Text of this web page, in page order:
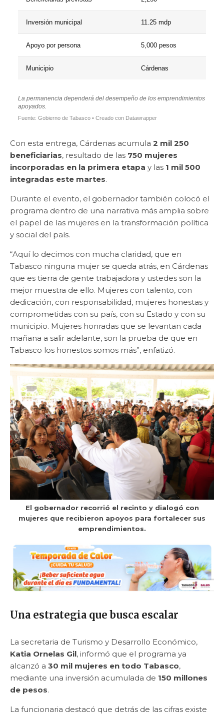
Inversión municipal 11.25 mdp
Apoyo por persona 5,000 pesos
Municipio Cárdenas
La permanencia dependerá del desempeño de los emprendimientos
apoyados.
Fuente: Gobierno de Tabasco • Creado con Datawrapper
Con esta entrega, Cárdenas acumula 2 mil 250
beneficiarias, resultado de las 750 mujeres
incorporadas en la primera etapa y las 1 mil 500
integradas este martes.
Durante el evento, el gobernador también colocó el
programa dentro de una narrativa más amplia sobre
el papel de las mujeres en la transformación política
y social del país.
“Aquí lo decimos con mucha claridad, que en
Tabasco ninguna mujer se queda atrás, en Cárdenas
que es tierra de gente trabajadora y ustedes son la
mejor muestra de ello. Mujeres con talento, con
dedicación, con responsabilidad, mujeres honestas y
comprometidas con su país, con su Estado y con su
municipio. Mujeres honradas que se levantan cada
mañana a salir adelante, son la prueba de que en
Tabasco los honestos somos más”, enfatizó.
El gobernador recorrió el recinto y dialogó con
mujeres que recibieron apoyos para fortalecer sus
emprendimientos.
Una estrategia que busca escalar
La secretaria de Turismo y Desarrollo Económico,
Katia Ornelas Gil, informó que el programa ya
alcanzó a 30 mil mujeres en todo Tabasco,
mediante una inversión acumulada de 150 millones
de pesos.
La funcionaria destacó que detrás de las cifras existe